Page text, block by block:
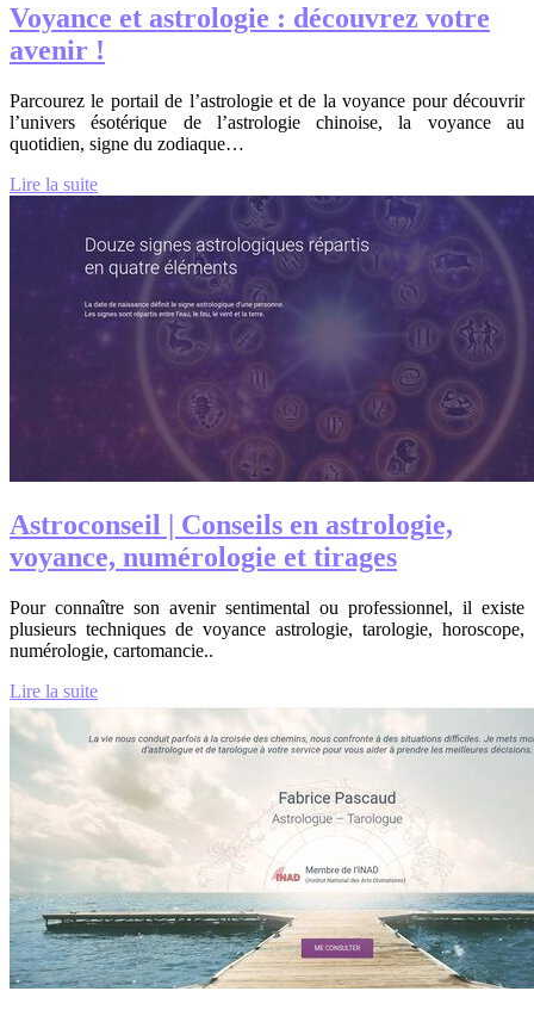
Voyance et astrologie : découvrez votre
avenir !
Parcourez le portail de l’astrologie et de la voyance pour découvrir
l’univers ésotérique de l’astrologie chinoise, la voyance au
quotidien, signe du zodiaque…
Lire la suite
Astro­con­seil | Conseils en astrologie,
voyance, numérologie et tirages
Pour connaître son avenir sentimental ou professionnel, il existe
plusieurs techniques de voyance astrologie, tarologie, horoscope,
numérologie, cartomancie..
Lire la suite